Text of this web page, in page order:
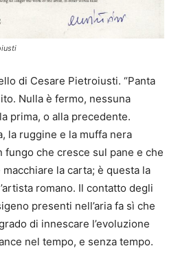
di Cesare Pietroiusti. “Panta
Nulla è fermo, nessuna
prima, o alla precedente.
la ruggine e la muffa nera
fungo che cresce sul pane e che
la carta; è questa la
romano. Il contatto degli
presenti nell’aria fa sì che
di innescare l’evoluzione
nel tempo, e senza tempo.